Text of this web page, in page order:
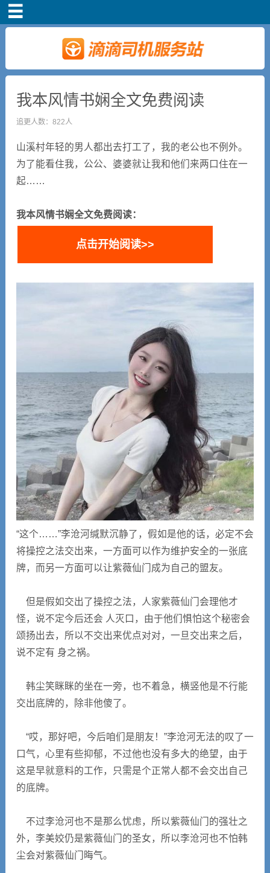
司机注册
新手指导
奖励政策
滴滴车主司机端下
小说短剧
我本风情书娴全文免费阅读
追更人数：822人
山溪村年轻的男人都出去打工了，我的老公也不例外。
为了能看住我，公公、婆婆就让我和他们来两口住在一
起……
我本风情书娴全文免费阅读：
点击开始阅读>>
“这个……”李沧河缄默沉静了，假如是他的话，必定不会
将操控之法交出来，一方面可以作为维护安全的一张底
牌，而另一方面可以让紫薇仙门成为自己的盟友。
但是假如交出了操控之法，人家紫薇仙门会理他才
怪，说不定今后还会 人灭口，由于他们惧怕这个秘密会
颂扬出去，所以不交出来优点对对，一旦交出来之后，
说不定有 身之祸。
韩尘笑眯眯的坐在一旁，也不着急，横竖他是不行能
交出底牌的，除非他傻了。
“哎，那好吧，今后咱们是朋友！”李沧河无法的叹了一
口气，心里有些抑郁，不过他也没有多大的绝望，由于
这是早就意料的工作，只需是个正常人都不会交出自己
的底牌。
不过李沧河也不是那么忧虑，所以紫薇仙门的强壮之
外，李美姣仍是紫薇仙门的圣女，所以李沧河也不怕韩
尘会对紫薇仙门晦气。